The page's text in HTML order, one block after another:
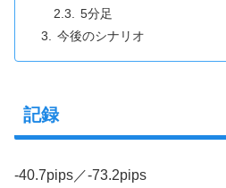
5分足
今後のシナリオ
記録
-40.7pips／-73.2pips